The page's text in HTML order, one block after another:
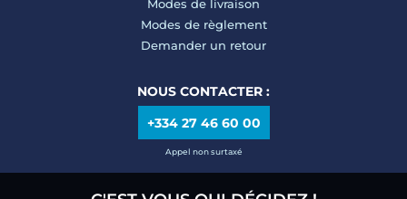
Modes de livraison
Modes de règlement
Demander un retour
NOUS CONTACTER :
+334 27 46 60 00
Appel non surtaxé